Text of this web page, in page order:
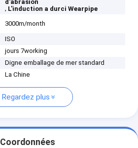
d'abrasion
, L'induction a durci Wearpipe
3000m/month
ISO
jours 7working
Digne emballage de mer standard
La Chine
Regardez plus
Coordonnées